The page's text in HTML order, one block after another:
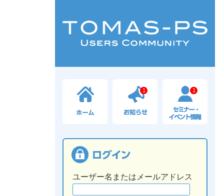
1 1
ユーザー名またはメールアドレス